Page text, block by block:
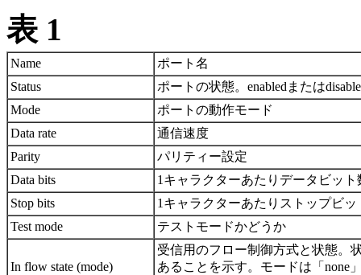
表 1
Name
ポート名
Status
ポートの状態。enabledまたは
Mode
ポートの動作モード
Data rate
通信速度
Parity
パリティー設定
Data bits
1キャラクターあたりデータビット
Stop bits
1キャラクターあたりストップビッ
Test mode
テストモードかどうか
In flow state (mode)
受信用のフロー制御方式と状態。
あることを示す。モードは「none